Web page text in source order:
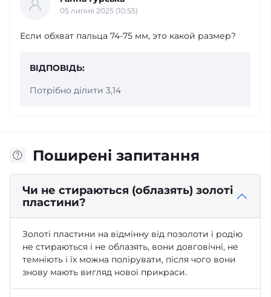
05 липня 2025 (10:55)
Если обхват пальца 74-75 мм, это какой размер?
ВІДПОВІДЬ:
Потрібно ділити 3,14
Поширені запитання
Чи не стираються (облазять) золоті
пластини?
Золоті пластини на відмінну від позолоти і родію
не стираються і не облазять, вони довговічні, не
темніють і їх можна полірувати, після чого вони
знову мають вигляд нової прикраси.